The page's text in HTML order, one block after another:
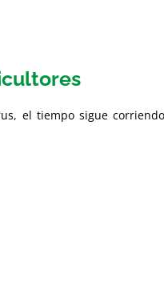
el tiempo sigue